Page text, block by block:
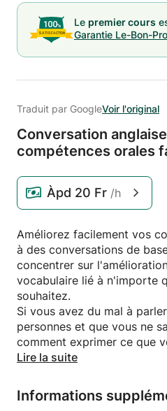
Le premier cours
Garantie Le-Bon-
Traduit par GoogleVoir l'original
Conversation
compétences orales
Àpd 20 Fr /h
Améliorez facilement vos
à des conversations de
concentrer sur
vocabulaire lié à n'importe
souhaitez.
Si vous avez du mal à
personnes et que vous ne
comment exprimer ce que
exercice est fait pour vous !
confiance en l'anglais.
voyager et avez-vous peur
Lire la suite
Informations